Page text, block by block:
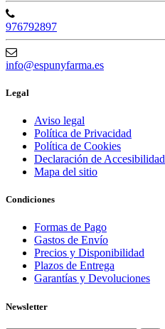
976792897
info@espunyfarma.es
Legal
Aviso legal
Política de Privacidad
Política de Cookies
Declaración de Accesibilidad
Mapa del sitio
Condiciones
Formas de Pago
Gastos de Envío
Precios y Disponibilidad
Plazos de Entrega
Garantías y Devoluciones
Newsletter